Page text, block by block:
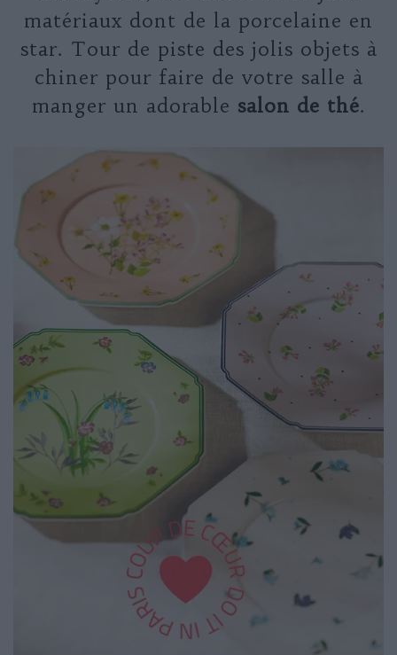
matériaux dont de la porcelaine en
star. Tour de piste des jolis objets à
chiner pour faire de votre salle à
manger un adorable salon de thé.